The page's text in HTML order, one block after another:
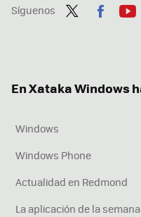
Síguenos
En Xataka Windows
Windows
Windows Phone
Actualidad en Redmond
La aplicación de la semana